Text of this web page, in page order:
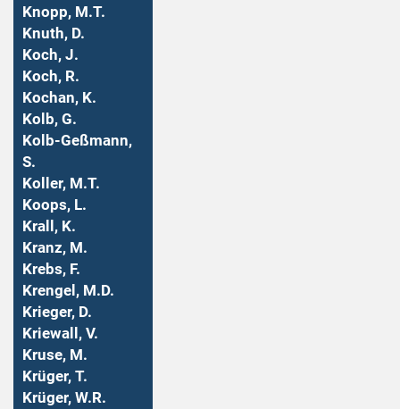
Knopp, M.T.
Knuth, D.
Koch, J.
Koch, R.
Kochan, K.
Kolb, G.
Kolb-Geßmann,
S.
Koller, M.T.
Koops, L.
Krall, K.
Kranz, M.
Krebs, F.
Krengel, M.D.
Krieger, D.
Kriewall, V.
Kruse, M.
Krüger, T.
Krüger, W.R.